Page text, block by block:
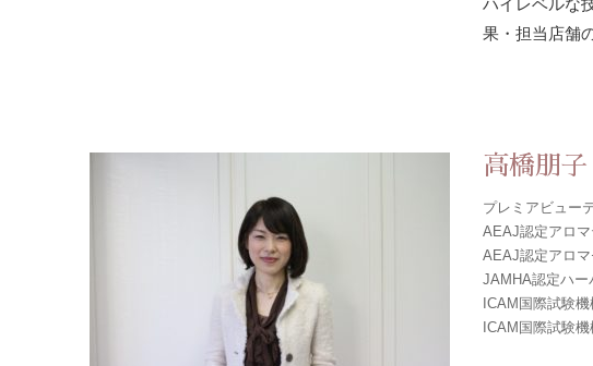
ハイレベルな
果・担当店舗
高橋朋子
プレミアビュー
AEAJ認定アロ
AEAJ認定アロマ
JAMHA認定ハー
ICAM国際試験
ICAM国際試験